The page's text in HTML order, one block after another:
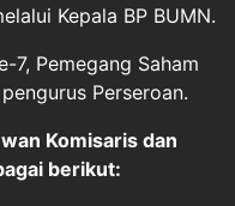
Kepala BP BUMN.
7, Pemegang Saham
Perseroan.
Komisaris dan
berikut: